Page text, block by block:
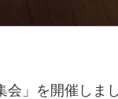
」を開催しま